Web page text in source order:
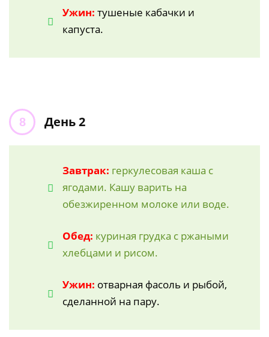
Ужин: тушеные кабачки и
капуста.
День 2
Завтрак: геркулесовая каша с
ягодами. Кашу варить на
обезжиренном молоке или воде.
Обед: куриная грудка с ржаными
хлебцами и рисом.
Ужин: отварная фасоль и рыбой,
сделанной на пару.